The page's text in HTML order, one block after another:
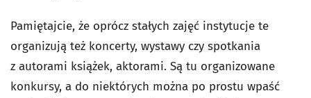
Pamiętajcie, że oprócz stałych zajęć instytucje te
organizują też koncerty, wystawy czy spotkania
z autorami książek, aktorami. Są tu organizowane
konkursy, a do niektórych można po prostu wpaść